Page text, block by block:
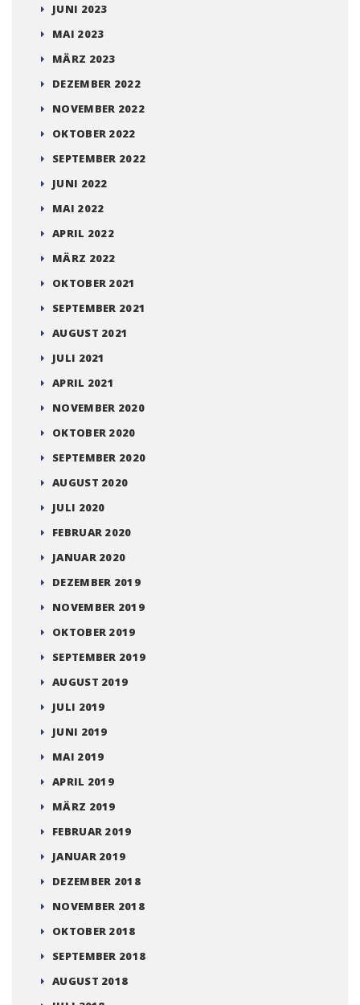
JUNI 2023
MAI 2023
MÄRZ 2023
DEZEMBER 2022
NOVEMBER 2022
OKTOBER 2022
SEPTEMBER 2022
JUNI 2022
MAI 2022
APRIL 2022
MÄRZ 2022
OKTOBER 2021
SEPTEMBER 2021
AUGUST 2021
JULI 2021
APRIL 2021
NOVEMBER 2020
OKTOBER 2020
SEPTEMBER 2020
AUGUST 2020
JULI 2020
FEBRUAR 2020
JANUAR 2020
DEZEMBER 2019
NOVEMBER 2019
OKTOBER 2019
SEPTEMBER 2019
AUGUST 2019
JULI 2019
JUNI 2019
MAI 2019
APRIL 2019
MÄRZ 2019
FEBRUAR 2019
JANUAR 2019
DEZEMBER 2018
NOVEMBER 2018
OKTOBER 2018
SEPTEMBER 2018
AUGUST 2018